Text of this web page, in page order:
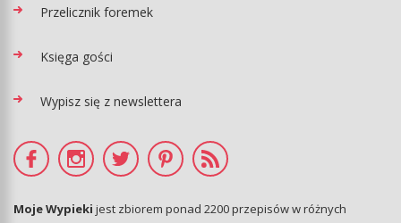
Przelicznik foremek
Księga gości
Wypisz się z newslettera
Moje Wypieki jest zbiorem ponad 2200 przepisów w różnych